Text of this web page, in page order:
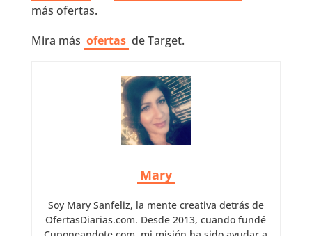
más ofertas.
Mira más ofertas de Target.
Mary
Soy Mary Sanfeliz, la mente creativa detrás de
OfertasDiarias.com. Desde 2013, cuando fundé